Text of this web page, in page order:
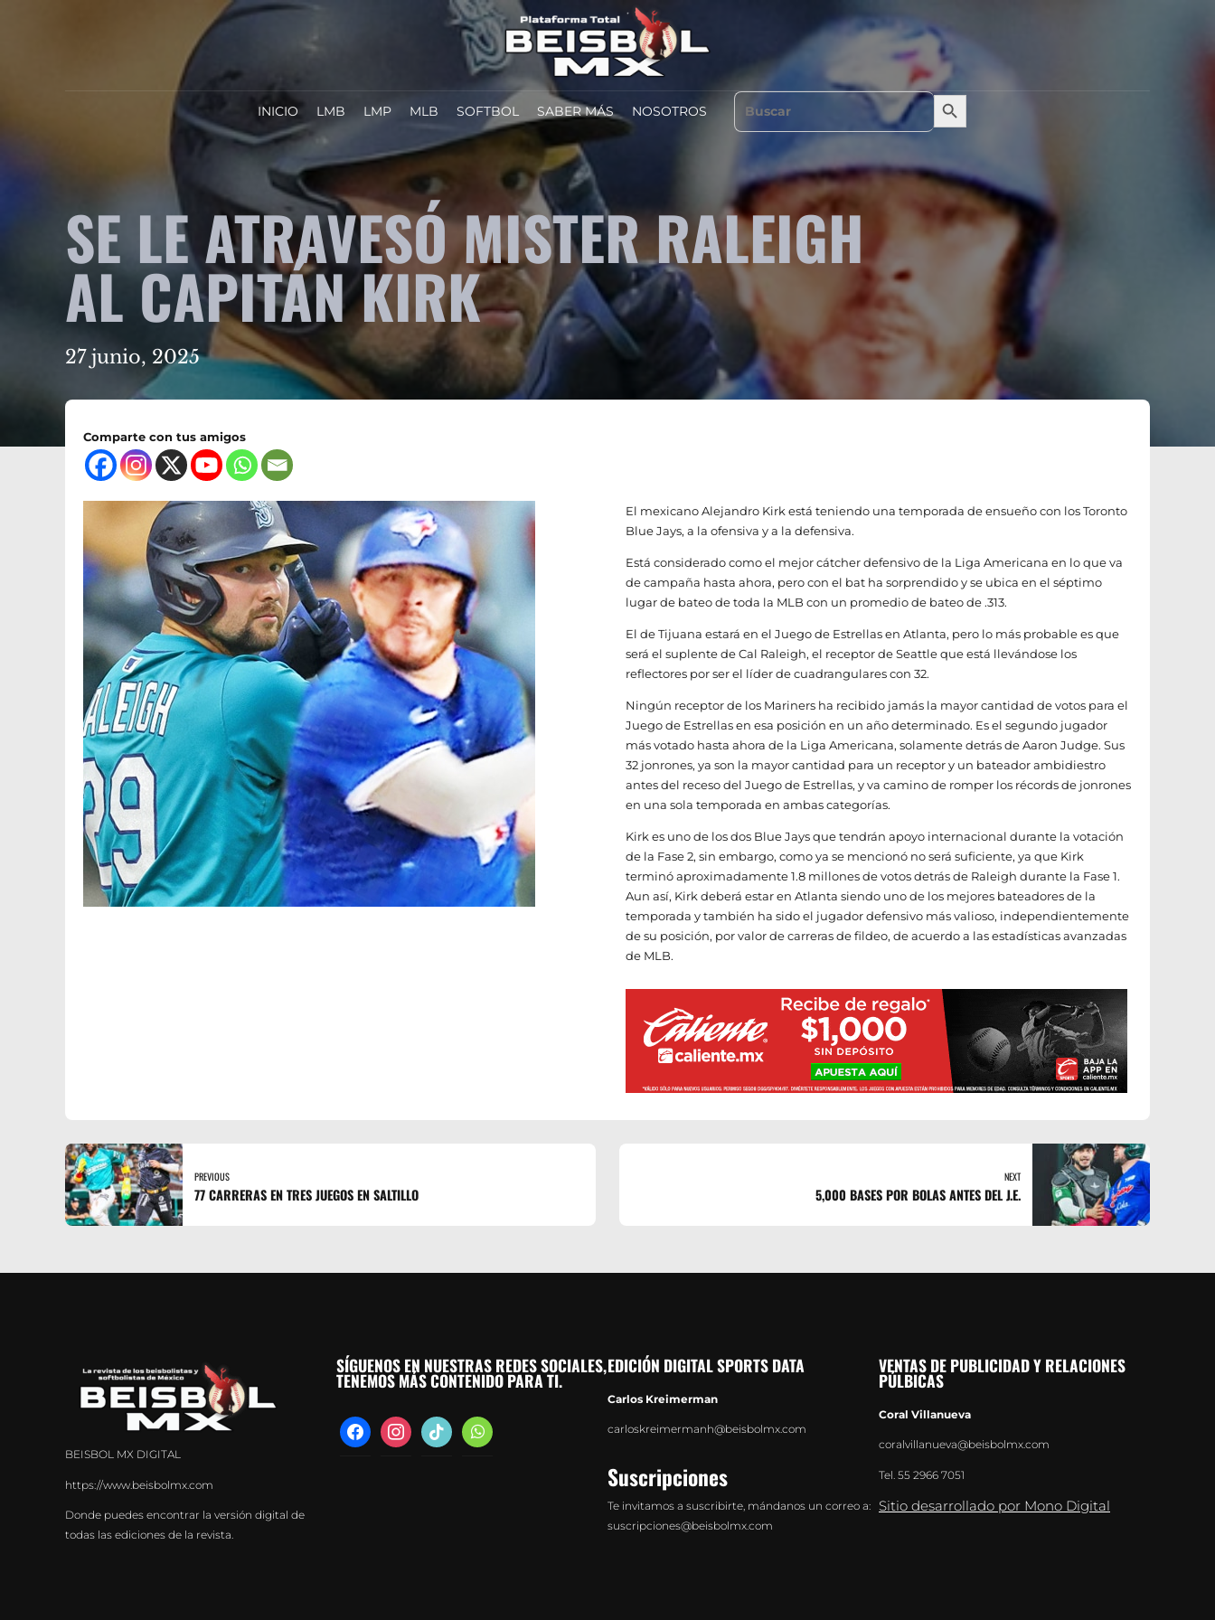
INICIO LMB LMP MLB SOFTBOL SABER MÁS NOSOTROS
Search Search Button
SE LE ATRAVESÓ MISTER RALEIGH
AL CAPITÁN KIRK
27 junio, 2025
Comparte con tus amigos
El mexicano Alejandro Kirk está teniendo una temporada de ensueño con los Toronto
Blue Jays, a la ofensiva y a la defensiva.
Está considerado como el mejor cátcher defensivo de la Liga Americana en lo que va
de campaña hasta ahora, pero con el bat ha sorprendido y se ubica en el séptimo
lugar de bateo de toda la MLB con un promedio de bateo de .313.
El de Tijuana estará en el Juego de Estrellas en Atlanta, pero lo más probable es que
será el suplente de Cal Raleigh, el receptor de Seattle que está llevándose los
reflectores por ser el líder de cuadrangulares con 32.
Ningún receptor de los Mariners ha recibido jamás la mayor cantidad de votos para el
Juego de Estrellas en esa posición en un año determinado. Es el segundo jugador
más votado hasta ahora de la Liga Americana, solamente detrás de Aaron Judge. Sus
32 jonrones, ya son la mayor cantidad para un receptor y un bateador ambidiestro
antes del receso del Juego de Estrellas, y va camino de romper los récords de jonrones
en una sola temporada en ambas categorías.
Kirk es uno de los dos Blue Jays que tendrán apoyo internacional durante la votación
de la Fase 2, sin embargo, como ya se mencionó no será suficiente, ya que Kirk
terminó aproximadamente 1.8 millones de votos detrás de Raleigh durante la Fase 1.
Aun así, Kirk deberá estar en Atlanta siendo uno de los mejores bateadores de la
temporada y también ha sido el jugador defensivo más valioso, independientemente
de su posición, por valor de carreras de fildeo, de acuerdo a las estadísticas avanzadas
de MLB.
PREVIOUS
77 CARRERAS EN TRES JUEGOS EN SALTILLO
NEXT
5,000 BASES POR BOLAS ANTES DEL J.E.
BEISBOL MX DIGITAL
https://www.beisbolmx.com
Donde puedes encontrar la versión digital de
todas las ediciones de la revista.
SÍGUENOS EN NUESTRAS REDES SOCIALES,
TENEMOS MÁS CONTENIDO PARA TI.
facebookinstagramtiktok whatsapp
EDICIÓN DIGITAL SPORTS DATA
Carlos Kreimerman
carloskreimermanh@beisbolmx.com
Suscripciones
Te invitamos a suscribirte, mándanos un correo a:
suscripciones@beisbolmx.com
VENTAS DE PUBLICIDAD Y RELACIONES
PÚLBICAS
Coral Villanueva
coralvillanueva@beisbolmx.com
Tel. 55 2966 7051
Sitio desarrollado por Mono Digital